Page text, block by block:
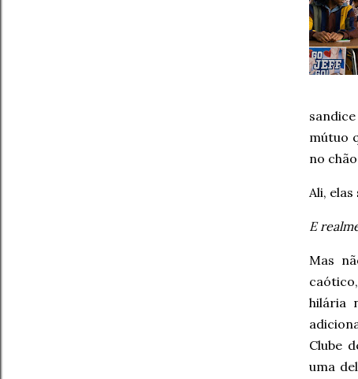
mútuo
no
Ali,
E
Mas
hilária
Clube
uma